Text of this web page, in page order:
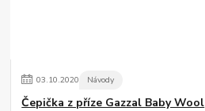
03.10.2020 Návody
Čepička z příze Gazzal Baby Wool